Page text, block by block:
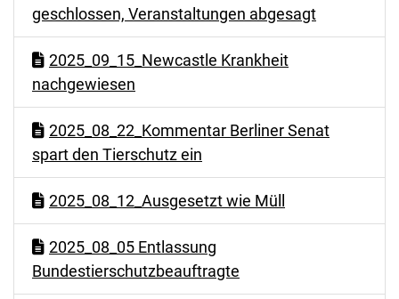
geschlossen, Veranstaltungen abgesagt
2025_09_15_Newcastle Krankheit
nachgewiesen
2025_08_22_Kommentar Berliner Senat
spart den Tierschutz ein
2025_08_12_Ausgesetzt wie Müll
2025_08_05 Entlassung
Bundestierschutzbeauftragte